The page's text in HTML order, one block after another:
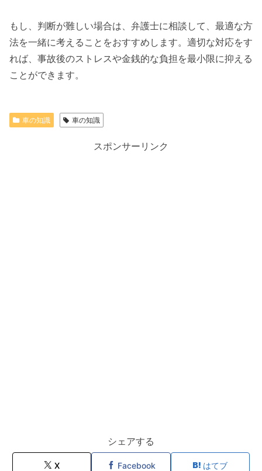
もし、判断が難しい場合は、弁護士に相談して、最適な方
法を一緒に考えることをおすすめします。適切な対応をす
れば、事故後のストレスや金銭的な負担を最小限に抑える
ことができます。
車の知識 車の知識
スポンサーリンク
シェアする
X Facebook はてブ